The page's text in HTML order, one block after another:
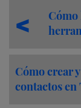
Cómo crear
contactos